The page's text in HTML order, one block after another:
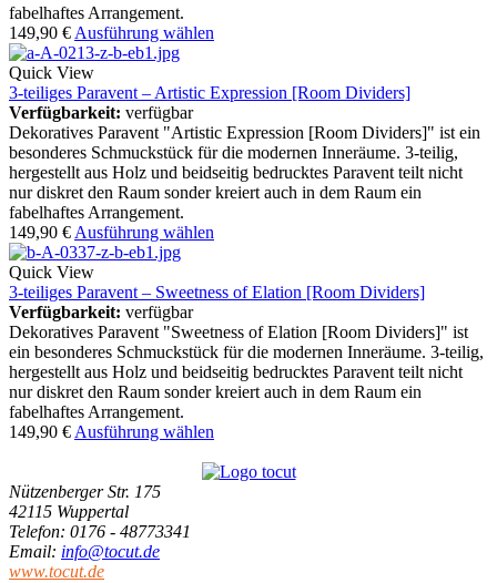
fabelhaftes Arrangement.
149,90 € Ausführung wählen
Quick View
3-teiliges Paravent – Artistic Expression [Room Dividers]
Verfügbarkeit: verfügbar
Dekoratives Paravent "Artistic Expression [Room Dividers]" ist ein
besonderes Schmuckstück für die modernen Inneräume. 3-teilig,
hergestellt aus Holz und beidseitig bedrucktes Paravent teilt nicht
nur diskret den Raum sonder kreiert auch in dem Raum ein
fabelhaftes Arrangement.
149,90 € Ausführung wählen
Quick View
3-teiliges Paravent – Sweetness of Elation [Room Dividers]
Verfügbarkeit: verfügbar
Dekoratives Paravent "Sweetness of Elation [Room Dividers]" ist
ein besonderes Schmuckstück für die modernen Inneräume. 3-teilig,
hergestellt aus Holz und beidseitig bedrucktes Paravent teilt nicht
nur diskret den Raum sonder kreiert auch in dem Raum ein
fabelhaftes Arrangement.
149,90 € Ausführung wählen
Nützenberger Str. 175
42115 Wuppertal
Telefon: 0176 - 48773341
Email: info@tocut.de
www.tocut.de